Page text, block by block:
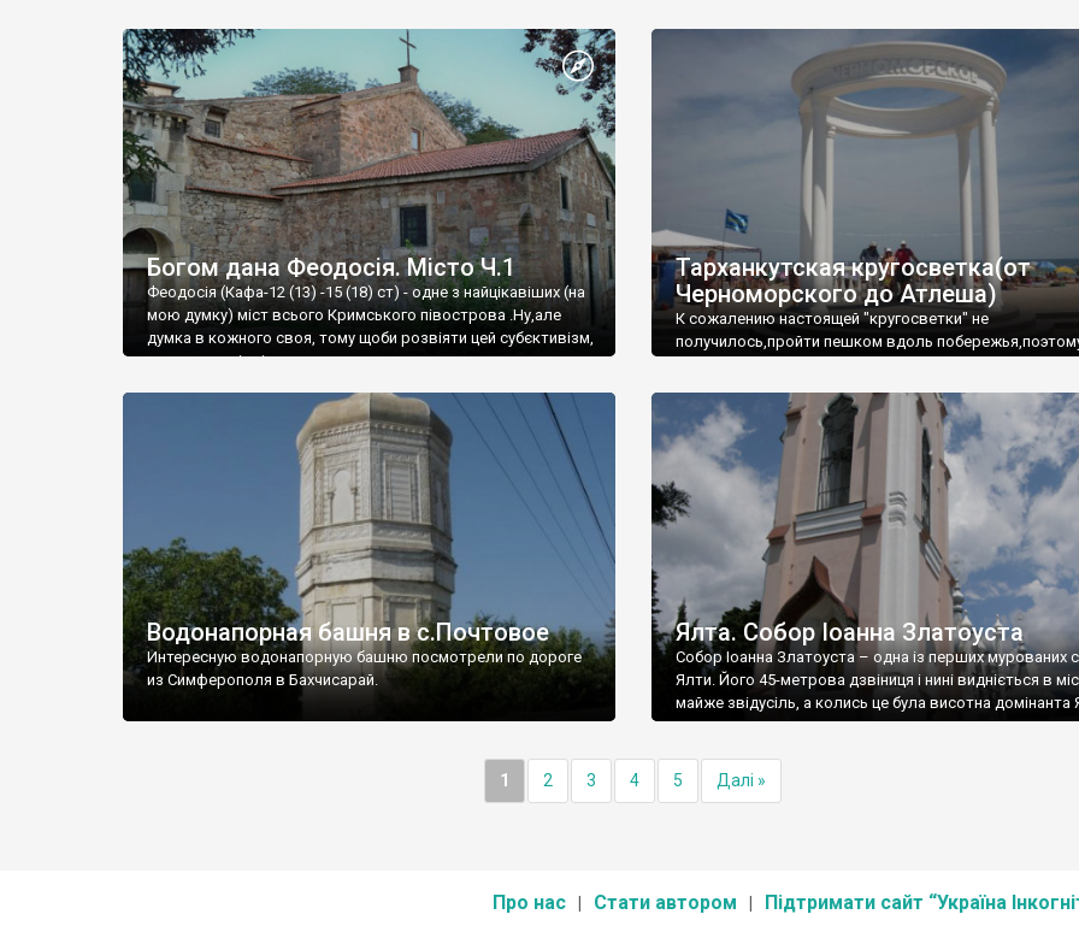
Богом дана Феодосія. Місто Ч.1
Феодосія (Кафа-12 (13) -15 (18) ст) - одне з найцікавіших (на
мою думку) міст всього Кримського півострова .Ну,але
думка в кожного своя, тому щоби розвіяти цей субєктивізм,
запрошую відвідати це
Тарханкутская кругосветка(от
Черноморского до Атлеша)
К сожалению настоящей "кругосветки" не
получилось,пройти пешком вдоль
Водонапорная башня в с.Почтовое
Интересную водонапорную башню посмотрели по дороге
из Симферополя в Бахчисарай.
Ялта. Собор Іоанна Златоуста
Собор Іоанна Златоуста – одна із перших мурованих
Ялти. Його 45-метрова дзвіниця і нині видніється в
майже звідусіль, а колись це була висотна домінанта
1 2 3 4 5 Далі »
Про нас Стати автором Підтримати сайт “Україна